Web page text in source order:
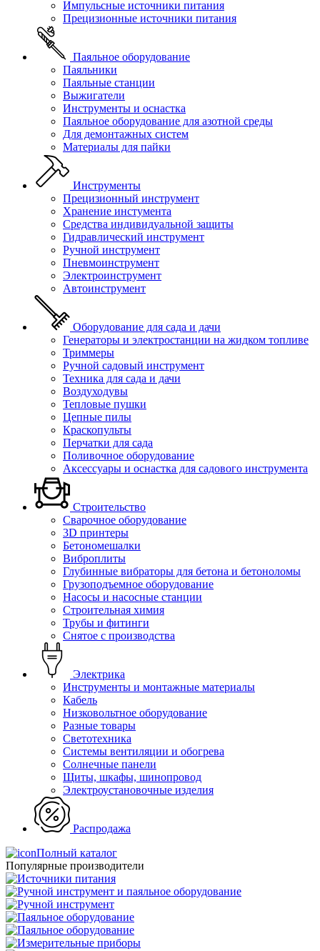
Импульсные источники питания
Прецизионные источники питания
Паяльное оборудование
Паяльники
Паяльные станции
Выжигатели
Инструменты и оснастка
Паяльное оборудование для азотной среды
Для демонтажных систем
Материалы для пайки
Инструменты
Прецизионный инструмент
Хранение инстумента
Средства индивидуальной защиты
Гидравлический инструмент
Ручной инструмент
Пневмоинструмент
Электроинструмент
Автоинструмент
Оборудование для сада и дачи
Генераторы и электростанции на жидком топливе
Триммеры
Ручной садовый инструмент
Техника для сада и дачи
Воздуходувы
Тепловые пушки
Цепные пилы
Краскопульты
Перчатки для сада
Поливочное оборудование
Аксессуары и оснастка для садового инструмента
Строительство
Сварочное оборудование
3D принтеры
Бетономешалки
Виброплиты
Глубинные вибраторы для бетона и бетоноломы
Грузоподъемное оборудование
Насосы и насосные станции
Строительная химия
Трубы и фитинги
Снятое с производства
Электрика
Инструменты и монтажные материалы
Кабель
Низковольтное оборудование
Разные товары
Светотехника
Системы вентиляции и обогрева
Солнечные панели
Щиты, шкафы, шинопровод
Электроустановочные изделия
Распродажа
Полный каталог
Популярные производители